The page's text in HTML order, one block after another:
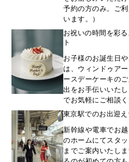
予約の方のみ。ご
います。）
お祝いの時間を彩
ト
お子様のお誕生日
は、ウィンドゥア
ースデーケーキの
出をお手伝いいた
でお気軽にご相談く
東京駅でのお出迎え
新幹線や電車でお
のホームにてスタ
までご案内いたし